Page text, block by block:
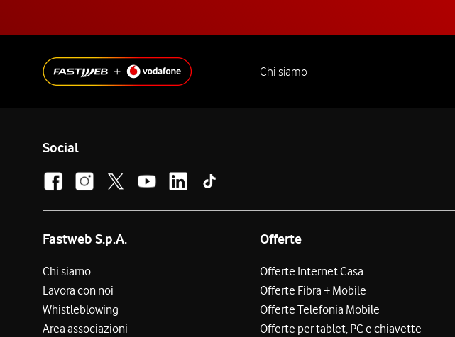
Chi siamo
Social
Fastweb S.p.A.
Chi siamo
Lavora con noi
Whistleblowing
Area associazioni
Offerte
Offerte Internet Casa
Offerte Fibra + Mobile
Offerte Telefonia Mobile
Offerte per tablet, PC e chiavette